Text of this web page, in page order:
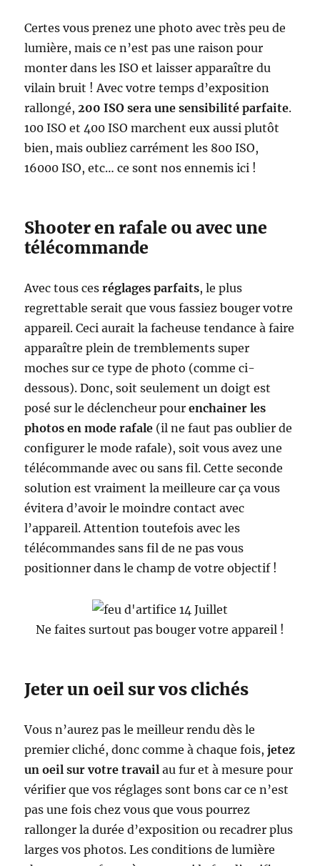
Certes vous prenez une photo avec très peu de
lumière, mais ce n’est pas une raison pour
monter dans les ISO et laisser apparaître du
vilain bruit ! Avec votre temps d’exposition
rallongé,200 ISO sera une sensibilité parfaite.
100 ISO et 400 ISO marchent eux aussi plutôt
bien, mais oubliez carrément les 800 ISO,
16000 ISO, etc… ce sont nos ennemis ici !
Shooter en rafale ou avec une
télécommande
Avec tous ces réglages parfaits, le plus
regrettable serait que vous fassiez bouger votre
appareil. Ceci aurait la facheuse tendance à faire
apparaître plein de tremblements super
moches sur ce type de photo (comme ci-
dessous). Donc, soit seulement un doigt est
posé sur le déclencheur pourenchainer les
photos en mode rafale (il ne faut pas oublier de
configurer le mode rafale), soit vous avez une
télécommande avec ou sans fil. Cette seconde
solution est vraiment la meilleure car ça vous
évitera d’avoir le moindre contact avec
l’appareil. Attention toutefois avec les
télécommandes sans fil de ne pas vous
positionner dans le champ de votre objectif !
Ne faites surtout pas bouger votre appareil !
Jeter un oeil sur vos clichés
Vous n’aurez pas le meilleur rendu dès le
premier cliché, donc comme à chaque fois,jetez
un oeil sur votre travail au fur et à mesure pour
vérifier que vos réglages sont bons car ce n’est
pas une fois chez vous que vous pourrez
rallonger la durée d’exposition ou recadrer plus
larges vos photos. Les conditions de lumière